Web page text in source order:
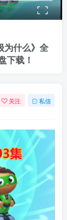
为什么》全
下载！
关注 私信